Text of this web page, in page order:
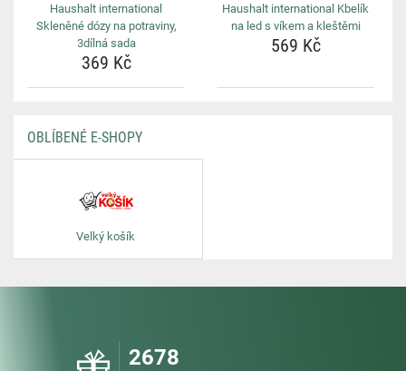
Haushalt international
Skleněné dózy na potraviny,
3dílná sada
369 Kč
Haushalt international Kbelík
na led s víkem a kleštěmi
569 Kč
OBLÍBENÉ E-SHOPY
Velký košík
2678